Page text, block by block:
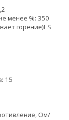
менее %: 350
горение)LS
15
Ом/